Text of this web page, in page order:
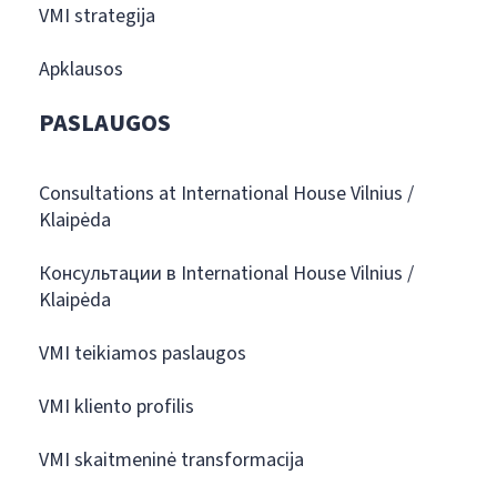
VMI strategija
Apklausos
PASLAUGOS
Consultations at International House Vilnius /
Klaipėda
Консультации в International House Vilnius /
Klaipėda
VMI teikiamos paslaugos
VMI kliento profilis
VMI skaitmeninė transformacija